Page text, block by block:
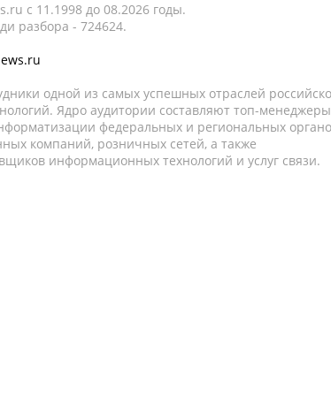
c 11.1998 до 08.2026 годы.
разбора - 724624.
одной из самых успешных отраслей
Ядро аудитории составляют топ-
федеральных и региональных
компаний, розничных сетей, а также
информационных технологий и услуг связи.